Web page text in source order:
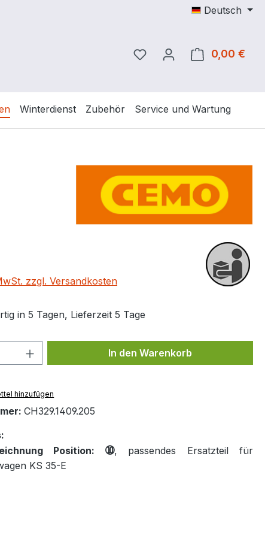
Deutsch
Du hast 0 Produkte auf
0,00 €
Winterdienst Zubehör Service und Wartung
zzgl. Versandkosten
in 5 Tagen, Lieferzeit 5 Tage
Anzahl: Gib den gewünschten Wert
In den Warenkorb
hinzufügen
CH329.1409.205
Position: ➉, passendes Ersatzteil für
KS 35-E